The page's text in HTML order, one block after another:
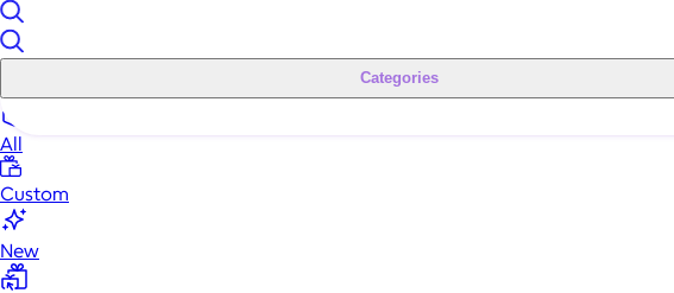
Categories
All
Custom
New